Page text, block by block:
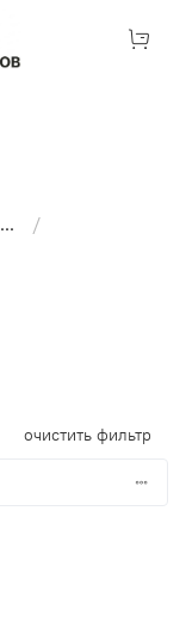
...
очистить фильтр